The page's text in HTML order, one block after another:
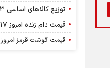
توزیع کالاهای اساسی ۳ برابر تقاضاست
قیمت دام زنده امروز ۱۷ مرداد ۱۴۰۵
قیمت گوشت قرمز امروز ۱۷ مرداد ۱۴۰۵